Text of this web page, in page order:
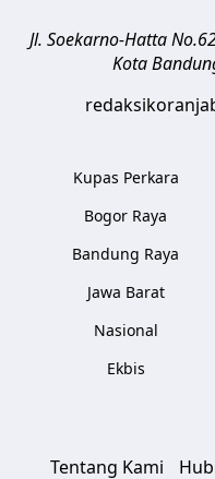
Jl. Soekarno-Hatta
Kota
Kupas Perkara
Bogor Raya
Bandung Raya
Jawa Barat
Nasional
Ekbis
Tentang Kami